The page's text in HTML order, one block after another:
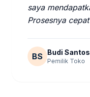
saya
Prosesnya
BS Budi
Pemilik Toko